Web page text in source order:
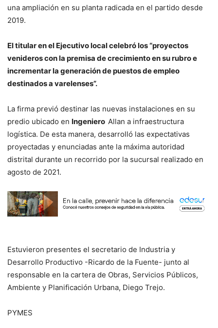
una ampliación en su planta radicada en el partido desde
2019.
El titular en el Ejecutivo local celebró los “proyectos
venideros con la premisa de crecimiento en su rubro e
incrementar la generación de puestos de empleo
destinados a varelenses”.
La firma previó destinar las nuevas instalaciones en su
predio ubicado en Ingeniero Allan a infraestructura
logística. De esta manera, desarrolló las expectativas
proyectadas y enunciadas ante la máxima autoridad
distrital durante un recorrido por la sucursal realizado en
agosto de 2021.
Estuvieron presentes el secretario de Industria y
Desarrollo Productivo -Ricardo de la Fuente- junto al
responsable en la cartera de Obras, Servicios Públicos,
Ambiente y Planificación Urbana, Diego Trejo.
PYMES